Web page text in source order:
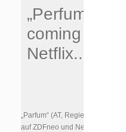
„Perfume“
coming to
Netflix..!
„Parfum“ (AT, Regie: Philipp
auf ZDFneo und Netflix zu sehen